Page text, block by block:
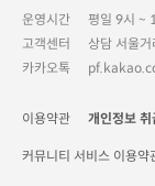
운영시간
평일 9시 ~
고객센터
상담 서울거
카카오톡
이용약관 개인정보 취
커뮤니티 서비스 이용약